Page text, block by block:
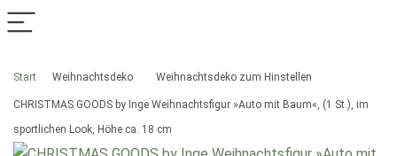
Start Weihnachtsdeko Weihnachtsdeko zum Hinstellen
CHRISTMAS GOODS by Inge Weihnachtsfigur »Auto mit Baum«, (1 St.), im
sportlichen Look, Höhe ca. 18 cm